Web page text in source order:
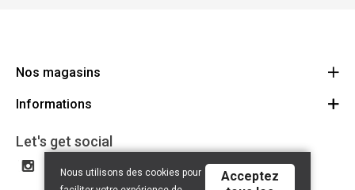
Nos magasins
Cycles Arnold Kontz Gare / Bonnevoie
+352 40 96 74 214 / +352 40 96 74 215
Informations
Conditions générales
Avertissement
Politique de confidentialité
Let's get social
Nous utilisons des cookies pour
Acceptez